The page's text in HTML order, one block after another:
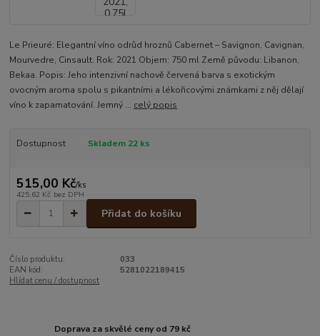
Le Prieuré: Elegantní víno odrůd hroznů Cabernet – Savignon, Cavignan,
Mourvedre, Cinsault. Rok: 2021 Objem: 750 ml Země původu: Libanon,
Bekaa. Popis: Jeho intenzivní nachově červená barva s exotickým
ovocným aroma spolu s pikantními a lékořicovými známkami z něj dělají
víno k zapamatování. Jemný ... celý popis
Dostupnost Skladem 22 ks
515,00 Kč/ks
425,62 Kč bez DPH
Přidat do košíku
Číslo produktu:
033
EAN kód:
5281022189415
Hlídat cenu / dostupnost
Doprava za skvělé ceny od 79 kč